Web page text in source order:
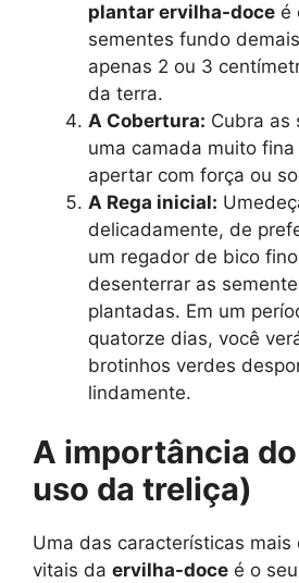
plantar ervilha-doce é
sementes fundo
apenas 2 ou 3
da terra.
A Cobertura: Cubra as
uma camada muito
apertar com força ou
A Rega inicial:
delicadamente, de
um regador de bico
desenterrar as
plantadas. Em um
quatorze dias, você
brotinhos verdes
lindamente.
A importância
uso da treliça)
Uma das características mais
vitais da ervilha-doce é o